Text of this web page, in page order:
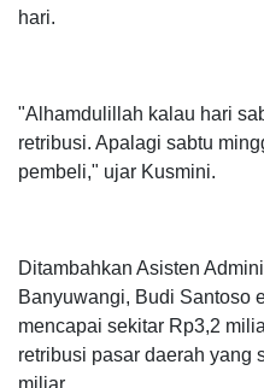
hari.
"Alhamdulillah kalau hari
retribusi. Apalagi sabtu
pembeli," ujar Kusmini.
Ditambahkan Asisten
Banyuwangi, Budi Santoso
mencapai sekitar Rp3,2
retribusi pasar daerah yang
miliar.